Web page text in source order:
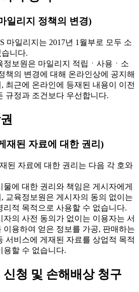
일리지 정책의 변경)
마일리지는 2017년 1월부로 모두 소
니다.
보원은 마일리지 적립ㆍ사용ㆍ소
책의 변경에 대해 온라인상에 공지해
최근에 온라인에 등재된 내용이 이전
규정과 조건보다 우선합니다.
재된 자료에 대한 권리)
된 자료에 대한 권리는 다음 각 호와
에 대한 권리와 책임은 게시자에게
교육정보원은 게시자의 동의 없이는
리적 목적으로 사용할 수 없습니다.
의 사전 동의가 없이는 이용자는 서
이용하여 얻은 정보를 가공, 판매하는
서비스에 게재된 자료를 상업적 목적
용할 수 없습니다.
신청 및 손해배상 청구